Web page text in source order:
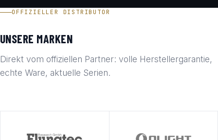
OFFIZIELLER DISTRIBUTOR
UNSERE MARKEN
Direkt vom offiziellen Partner: volle Herstellergarantie,
echte Ware, aktuelle Serien.